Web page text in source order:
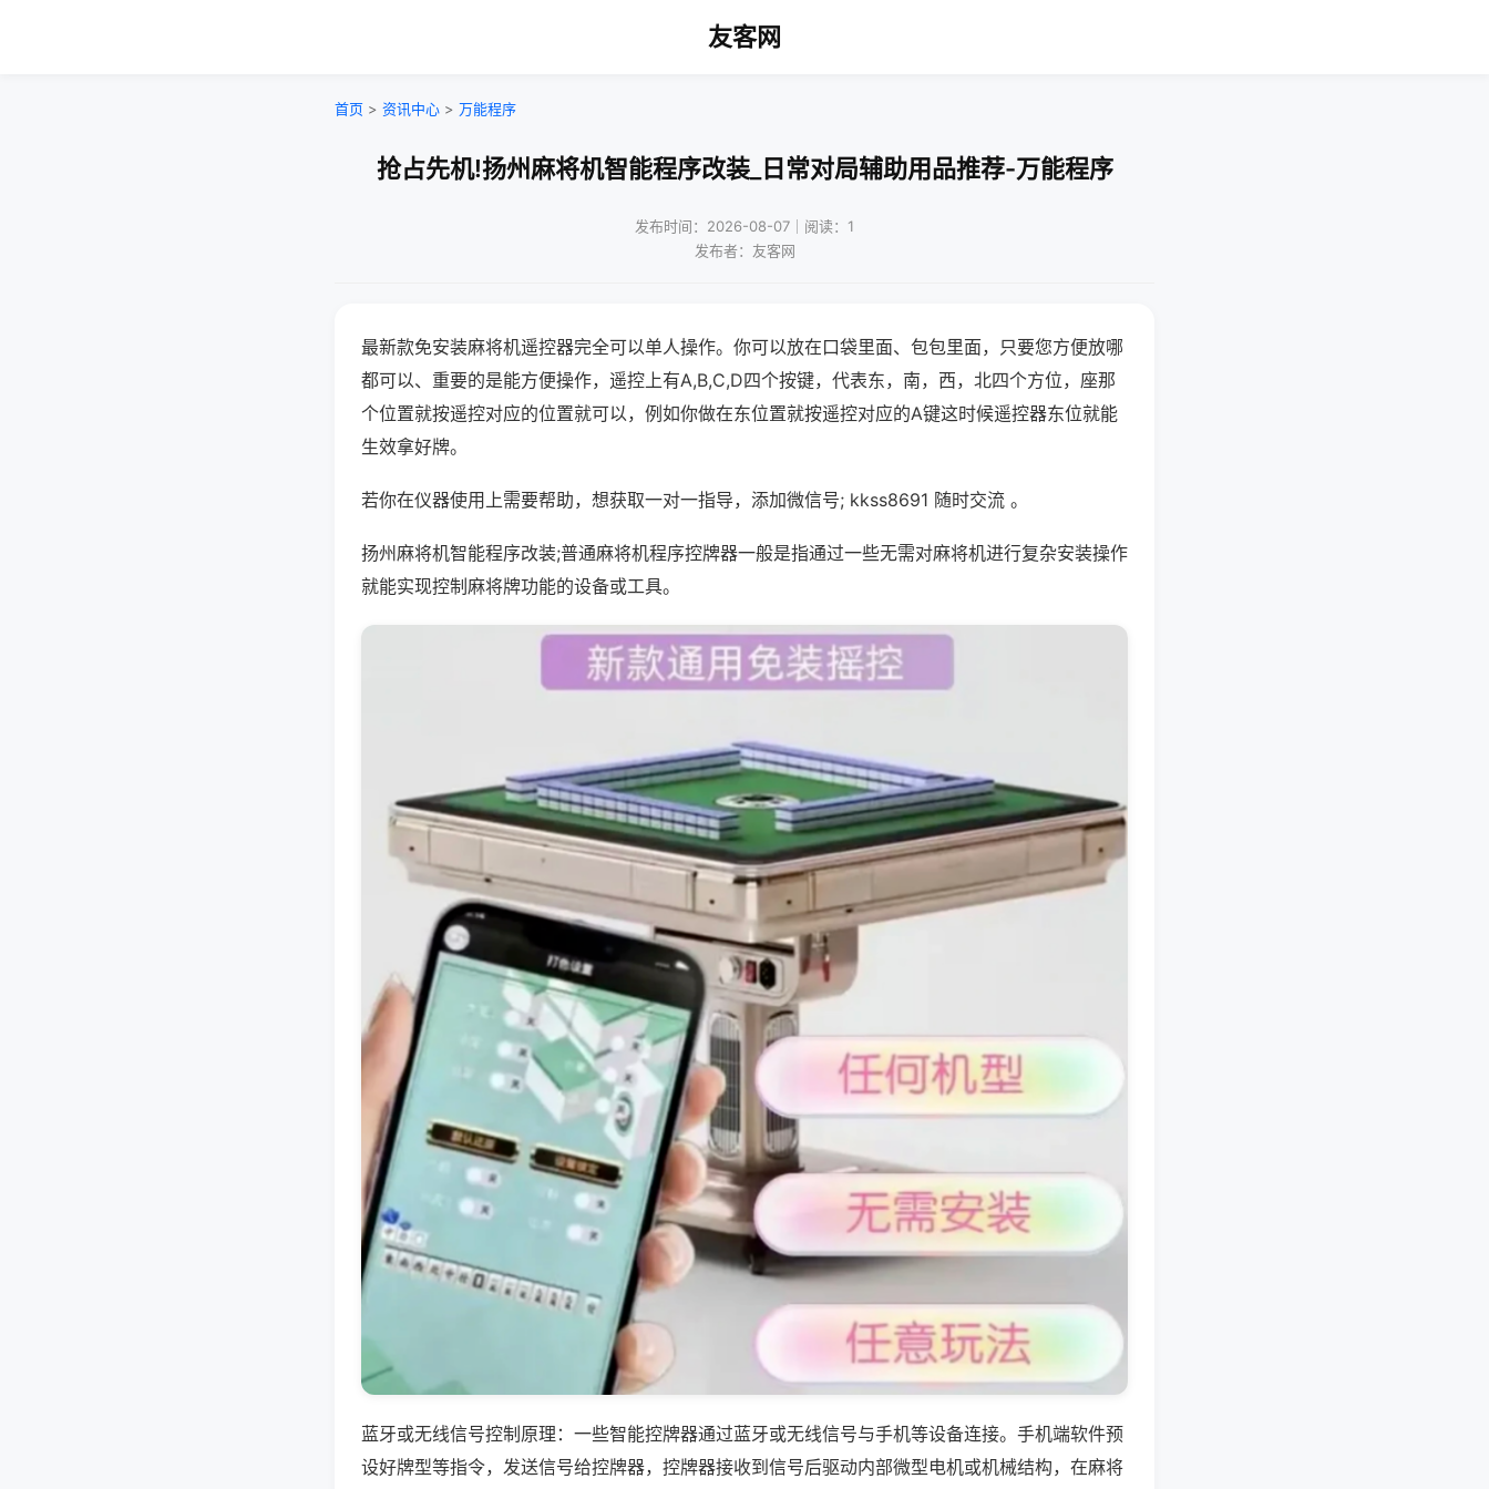
友客网
首页 > 资讯中心 > 万能程序
抢占先机!扬州麻将机智能程序改装_日常对局辅助用品推荐-万能程序
发布时间：2026-08-07｜阅读：1
发布者：友客网
最新款免安装麻将机遥控器完全可以单人操作。你可以放在口袋里面、包包里面，只要您方便放哪
都可以、重要的是能方便操作，遥控上有A,B,C,D四个按键，代表东，南，西，北四个方位，座那
个位置就按遥控对应的位置就可以，例如你做在东位置就按遥控对应的A键这时候遥控器东位就能
生效拿好牌。
若你在仪器使用上需要帮助，想获取一对一指导，添加微信号; kkss8691 随时交流 。
扬州麻将机智能程序改装;普通麻将机程序控牌器一般是指通过一些无需对麻将机进行复杂安装操作
就能实现控制麻将牌功能的设备或工具。
蓝牙或无线信号控制原理：一些智能控牌器通过蓝牙或无线信号与手机等设备连接。手机端软件预
设好牌型等指令，发送信号给控牌器，控牌器接收到信号后驱动内部微型电机或机械结构，在麻将